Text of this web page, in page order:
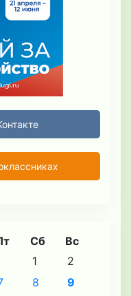
Сб Вс
1
2
8
9